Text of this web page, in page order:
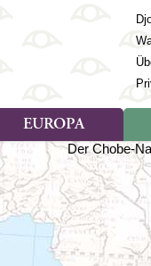
EUROPA
Art der Reise
Djoser Reisen (9)
Djoser Family (3)
Wander- und Fahrradreisen